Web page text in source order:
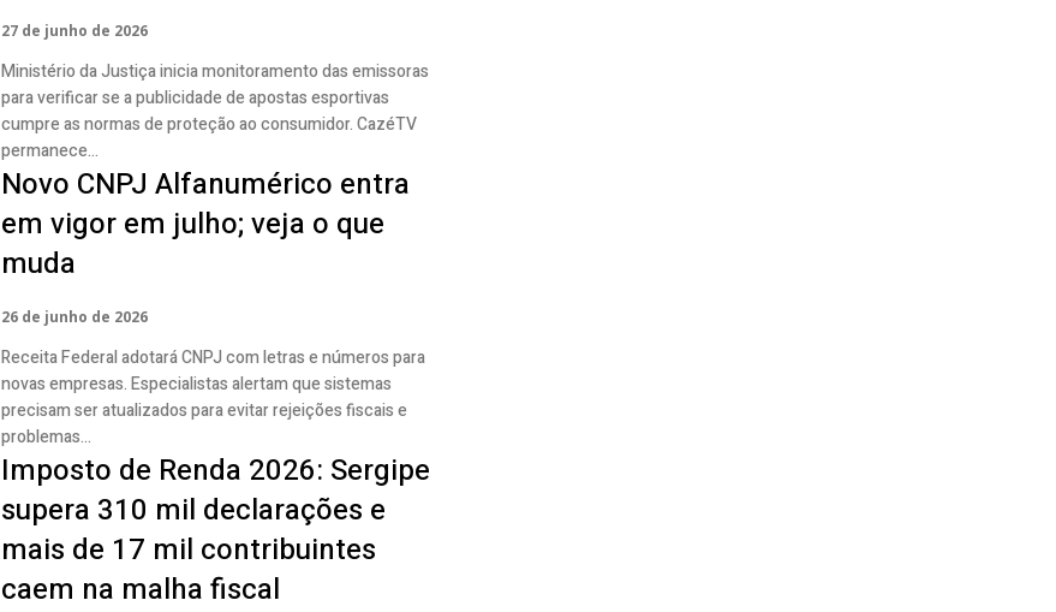
27 de junho de 2026
Ministério da Justiça inicia monitoramento das emissoras
para verificar se a publicidade de apostas esportivas
cumpre as normas de proteção ao consumidor. CazéTV
permanece...
Novo CNPJ Alfanumérico entra
em vigor em julho; veja o que
muda
26 de junho de 2026
Receita Federal adotará CNPJ com letras e números para
novas empresas. Especialistas alertam que sistemas
precisam ser atualizados para evitar rejeições fiscais e
problemas...
Imposto de Renda 2026: Sergipe
supera 310 mil declarações e
mais de 17 mil contribuintes
caem na malha fiscal